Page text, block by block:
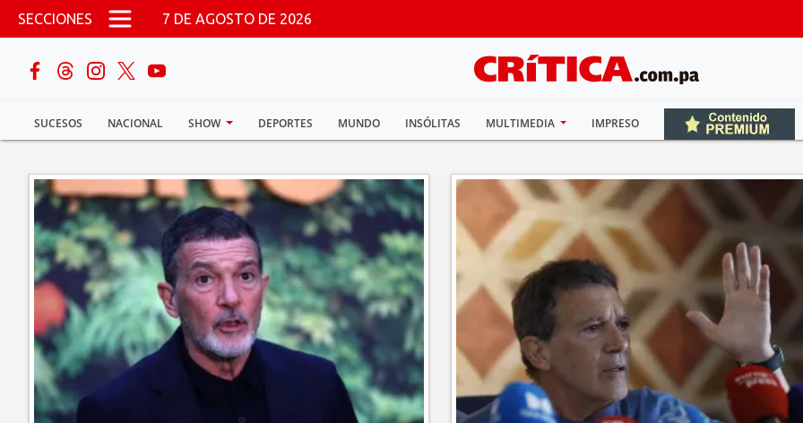
Pasar al contenido principal
SECCIONES 7 DE AGOSTO DE 2026
SUCESOS NACIONAL SHOW DEPORTES MUNDO INSÓLITAS MULTIMEDIA IMPRESO
buscar
Sucesos
Nacional
Política
Show
Deportes
Mundo